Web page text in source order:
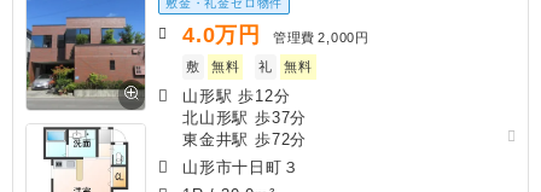
敷金・礼金ゼロ物件
4.0万円 管理費 2,000円
敷
無料 礼 無料
山形駅 歩12分
北山形駅 歩37分
東金井駅 歩72分
山形市十日町３